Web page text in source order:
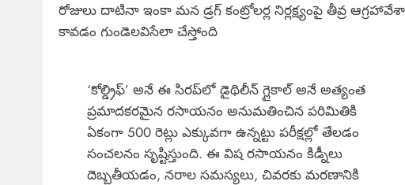
రోజులు దాటినా ఇంకా మన డ్రగ్ కంట్రోలర్ల నిర్లక్ష్యంపై తీవ్ర
కావడం గుండెలవిసేలా చేస్తోంది
‘కోల్డ్రిఫ్’ అనే ఈ సిరప్‌లో డైథిలీన్ గ్లైకాల్ అనే అత్యంత
ప్రమాదకరమైన రసాయనం అనుమతించిన పరిమితికి
ఏకంగా 500 రెట్లు ఎక్కువగా ఉన్నట్టు పరీక్షల్లో తేలడం
సంచలనం సృష్టిస్తుంది. ఈ విష రసాయనం కిడ్నీలు
దెబ్బతీయడం, నరాల సమస్యలు, చివరకు మరణానికి